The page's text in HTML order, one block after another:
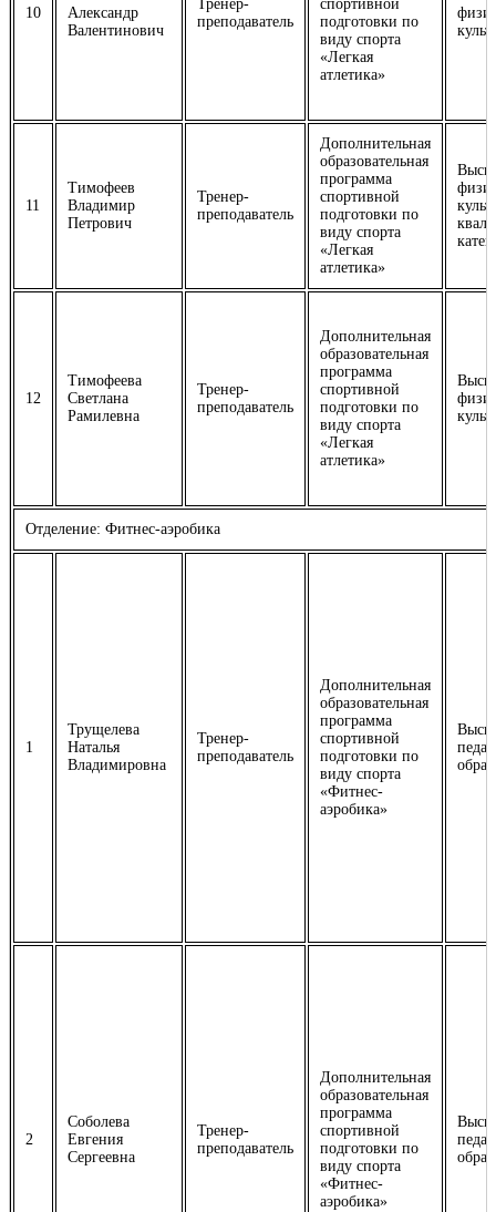
10
Александр
Валентинович
Тренер-
преподаватель
спортивной
подготовки по
виду спорта
«Легкая
атлетика»
11
Тимофеев
Владимир
Петрович
Тренер-
преподаватель
Дополнительная
образовательная
программа
спортивной
подготовки по
виду спорта
«Легкая
атлетика»
12
Тимофеева
Светлана
Рамилевна
Тренер-
преподаватель
Дополнительная
образовательная
программа
спортивной
подготовки по
виду спорта
«Легкая
атлетика»
Отделение: Фитнес-аэробика
1
Трущелева
Наталья
Владимировна
Тренер-
преподаватель
Дополнительная
образовательная
программа
спортивной
подготовки по
виду спорта
«Фитнес-
аэробика»
2
Соболева
Евгения
Сергеевна
Тренер-
преподаватель
Дополнительная
образовательная
программа
спортивной
подготовки по
виду спорта
«Фитнес-
аэробика»